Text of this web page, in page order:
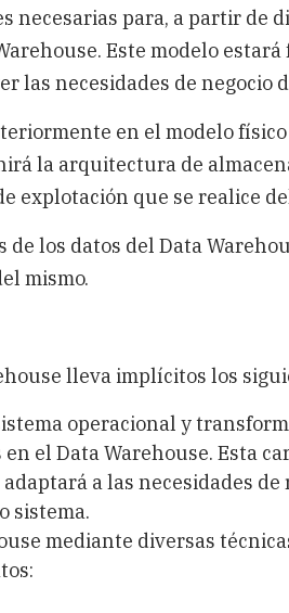
necesarias para, a partir de
Este modelo
las necesidades de negocio
en el modelo
la arquitectura de
explotación que se realice
los datos del Data
mismo.
lleva implícitos los
operacional y
el Data Warehouse. Esta
a las necesidades
sistema.
mediante diversas